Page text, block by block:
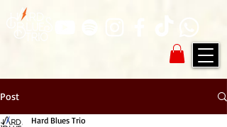
Post
Hard Blues Trio